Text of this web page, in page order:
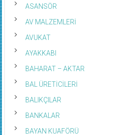
ASANSÖR
AV MALZEMLERİ
AVUKAT
AYAKKABI
BAHARAT – AKTAR
BAL ÜRETİCİLERİ
BALIKÇILAR
BANKALAR
BAYAN KUAFÖRÜ